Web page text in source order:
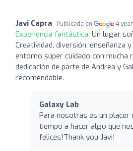
Javi Capra Publicada en 4
Experiencia fantástica: Un lugar
Creatividad, diversión, enseñanza
entorno súper cuidado con mucha
dedicación de parte de Andrea y
recomendable.
Galaxy Lab
Para nosotras es un placer
tiempo a hacer algo que
felices!Thank you Javi!